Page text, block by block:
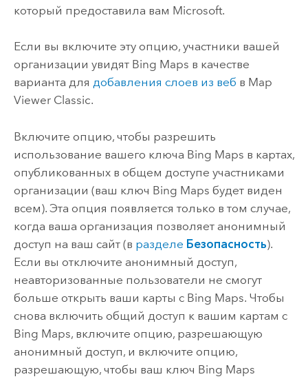
который предоставила вам Microsoft.
Если вы включите эту опцию, участники вашей
организации увидят Bing Maps в качестве
варианта для добавления слоев из веб в Map
Viewer Classic.
Включите опцию, чтобы разрешить
использование вашего ключа Bing Maps в картах,
опубликованных в общем доступе участниками
организации (ваш ключ Bing Maps будет виден
всем). Эта опция появляется только в том случае,
когда ваша организация позволяет анонимный
доступ на ваш сайт (в разделе Безопасность).
Если вы отключите анонимный доступ,
неавторизованные пользователи не смогут
больше открыть ваши карты с Bing Maps. Чтобы
снова включить общий доступ к вашим картам с
Bing Maps, включите опцию, разрешающую
анонимный доступ, и включите опцию,
разрешающую, чтобы ваш ключ Bing Maps